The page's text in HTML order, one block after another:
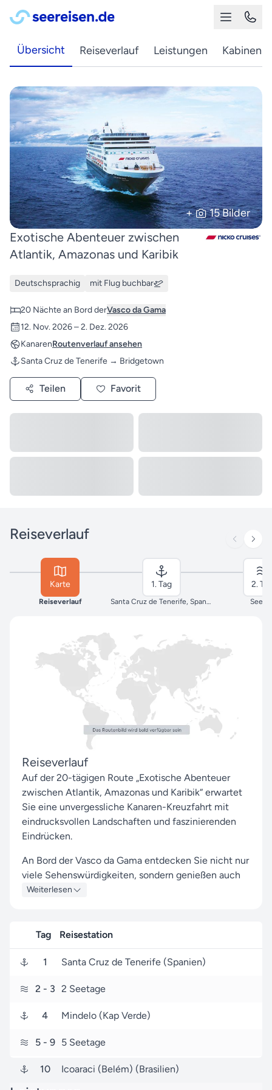
Übersicht Reiseverlauf Leistungen Kabinen
+ 15 Bilder
Exotische Abenteuer zwischen
Atlantik, Amazonas und Karibik
Deutschsprachig mit Flug buchbar
20 Nächte an Bord derVasco da Gama
12. Nov. 2026 – 2. Dez. 2026
KanarenRoutenverlauf ansehen
Santa Cruz de Tenerife → Bridgetown
Teilen Favorit
Reiseverlauf
Karte
Reiseverlauf
1. Tag 2.
Reiseverlauf
Auf der 20-tägigen Route „Exotische Abenteuer
zwischen Atlantik, Amazonas und Karibik“ erwartet
Sie eine unvergessliche Kanaren-Kreuzfahrt mit
eindrucksvollen Landschaften und faszinierenden
Eindrücken.
An Bord der Vasco da Gama entdecken Sie nicht nur
viele Sehenswürdigkeiten, sondern genießen auch
das Leben an Bord.
Häfen von Santa Cruz de Tenerife, Icoaraci (Belém)
und Teufelsinsel, um in das Flair und die
Besonderheiten der Umgebung einzutauchen.
Die Reiseroute beginnt am 12. November 2026 in
Santa Cruz de Tenerife (Spanien) und führt sie vom
12. November 2026 bis zum 02. Dezember 2026 (20
Wir von Seereisen.de haben es uns zur Aufgabe
gemacht, Ihnen auf jeder Nicko Cruises Hochsee-
Weiterlesen
Tag Reisestation
1 Santa Cruz de Tenerife (Spanien)
2 - 3 2 Seetage
4 Mindelo (Kap Verde)
5 - 9 5 Seetage
10 Icoaraci (Belém) (Brasilien)